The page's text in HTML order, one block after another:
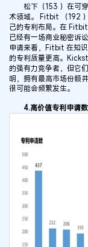
松下（153 ）在可穿
术领域。 Fitbit （192
己的专利布局。在
已经有一场商业秘密诉
申请来看，Fitbit 在知
的专利质量更高。
的强有力竞争者，但它
明，拥有最高市场份额
很可能会频繁发生。
4.高价值专利申请数